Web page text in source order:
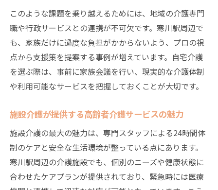
このような課題を乗り越えるためには、地域の介護専門
職や行政サービスとの連携が不可欠です。寒川駅周辺で
も、家族だけに過度な負担がかからないよう、プロの視
点から支援策を提案する事例が増えています。自宅介護
を選ぶ際は、事前に家族会議を行い、現実的な介護体制
や利用可能なサービスを把握しておくことが大切です。
施設介護が提供する高齢者介護サービスの魅力
施設介護の最大の魅力は、専門スタッフによる24時間体
制のケアと安全な生活環境が整っている点にあります。
寒川駅周辺の介護施設でも、個別のニーズや健康状態に
合わせたケアプランが提供されており、緊急時には医療